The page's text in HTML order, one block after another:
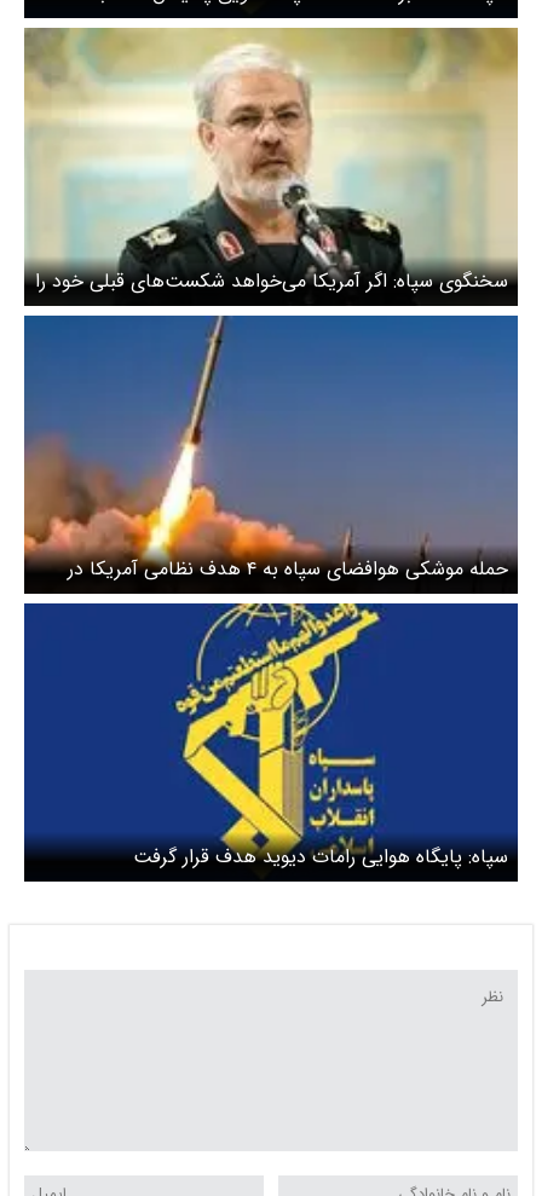
هرگونه خطای محاسباتی دشمن هستیم
سخنگوی سپاه: اگر آمریکا می‌خواهد شکست‌های قبلی خود را
دوباره تجربه کند، پشیمان خواهد شد
حمله موشکی هوافضای سپاه به ۴ هدف نظامی آمریکا در
اردن
سپاه: پایگاه هوایی رامات دیوید هدف قرار گرفت